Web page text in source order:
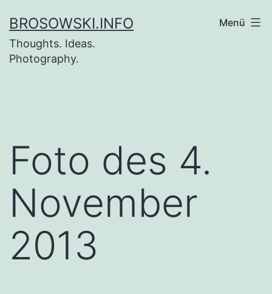
Inhalt
springen
BROSOWSKI.INFO
Thoughts. Ideas.
Photography.
Menü
Foto des 4.
November
2013